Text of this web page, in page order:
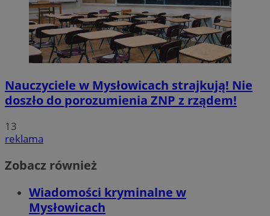
Nauczyciele w Mysłowicach strajkują! Nie
doszło do porozumienia ZNP z rządem!
13
reklama
Zobacz również
Wiadomości kryminalne w
Mysłowicach